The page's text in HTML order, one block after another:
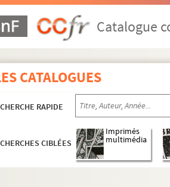
Catalogue
CATALOGUES
RAPIDE
CIBLÉES
Imprimés
multimédia